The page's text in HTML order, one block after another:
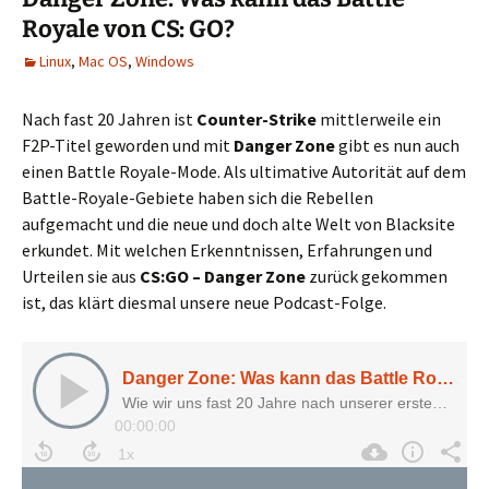
Royale von CS: GO?
Linux, Mac OS, Windows
Nach fast 20 Jahren ist Counter-Strike mittlerweile ein
F2P-Titel geworden und mit Danger Zonegibt es nun auch
einen Battle Royale-Mode. Als ultimative Autorität auf dem
Battle-Royale-Gebiete haben sich die Rebellen
aufgemacht und die neue und doch alte Welt von Blacksite
erkundet. Mit welchen Erkenntnissen, Erfahrungen und
Urteilen sie aus CS:GO – Danger Zone zurück gekommen
ist, das klärt diesmal unsere neue Podcast-Folge.